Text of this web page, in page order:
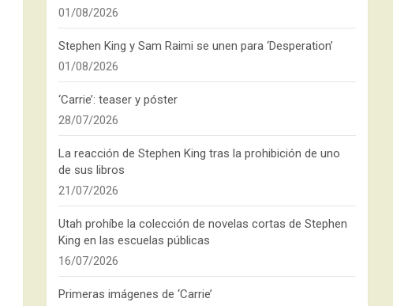
01/08/2026
Stephen King y Sam Raimi se unen para ‘Desperation’
01/08/2026
‘Carrie’: teaser y póster
28/07/2026
La reacción de Stephen King tras la prohibición de uno
de sus libros
21/07/2026
Utah prohíbe la colección de novelas cortas de Stephen
King en las escuelas públicas
16/07/2026
Primeras imágenes de ‘Carrie’